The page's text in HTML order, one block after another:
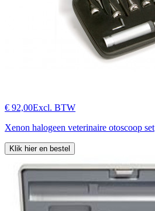
€ 92,00Excl. BTW
Xenon halogeen veterinaire otoscoop set
Klik hier en bestel